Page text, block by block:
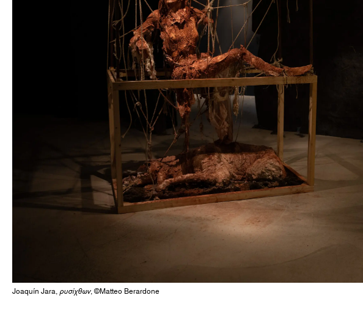
Joaquín Jara, ρυσίχθων, ©Matteo Berardone